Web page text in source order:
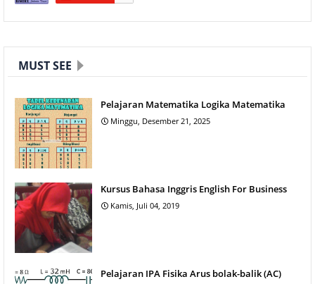
MUST SEE
Pelajaran Matematika Logika Matematika
Minggu, Desember 21, 2025
Kursus Bahasa Inggris English For Business
Kamis, Juli 04, 2019
Pelajaran IPA Fisika Arus bolak-balik (AC)